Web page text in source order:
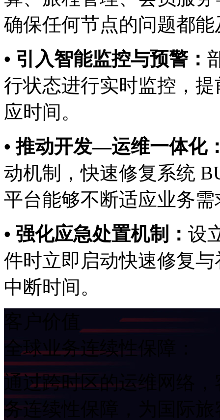
确保任何节点的问题都
• 引入智能监控与预警：
行状态进行实时监控，
应时间。
• 推动开发—运维一体化
动机制，快速修复系统
平台能够不断适应业务需
• 强化应急处置机制： 设
件时立即启动快速修复与
中断时间。
全球业务连续性保障：
通过跨时区的运维网络
务连续性保障，为国